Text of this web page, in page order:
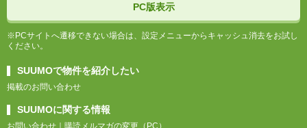
PC版表示
※PCサイトへ遷移できない場合は、設定メニューからキャッシュ消去をお試し
ください。
SUUMOで物件を紹介したい
掲載のお問い合わせ
SUUMOに関する情報